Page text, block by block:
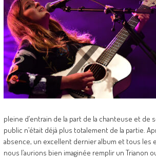
pleine d’entrain de la part de la chanteuse et de
public n’était déjà plus totalement de la partie.
absence, un excellent dernier album et tous les
nous l’aurions bien imaginée remplir un Trianon